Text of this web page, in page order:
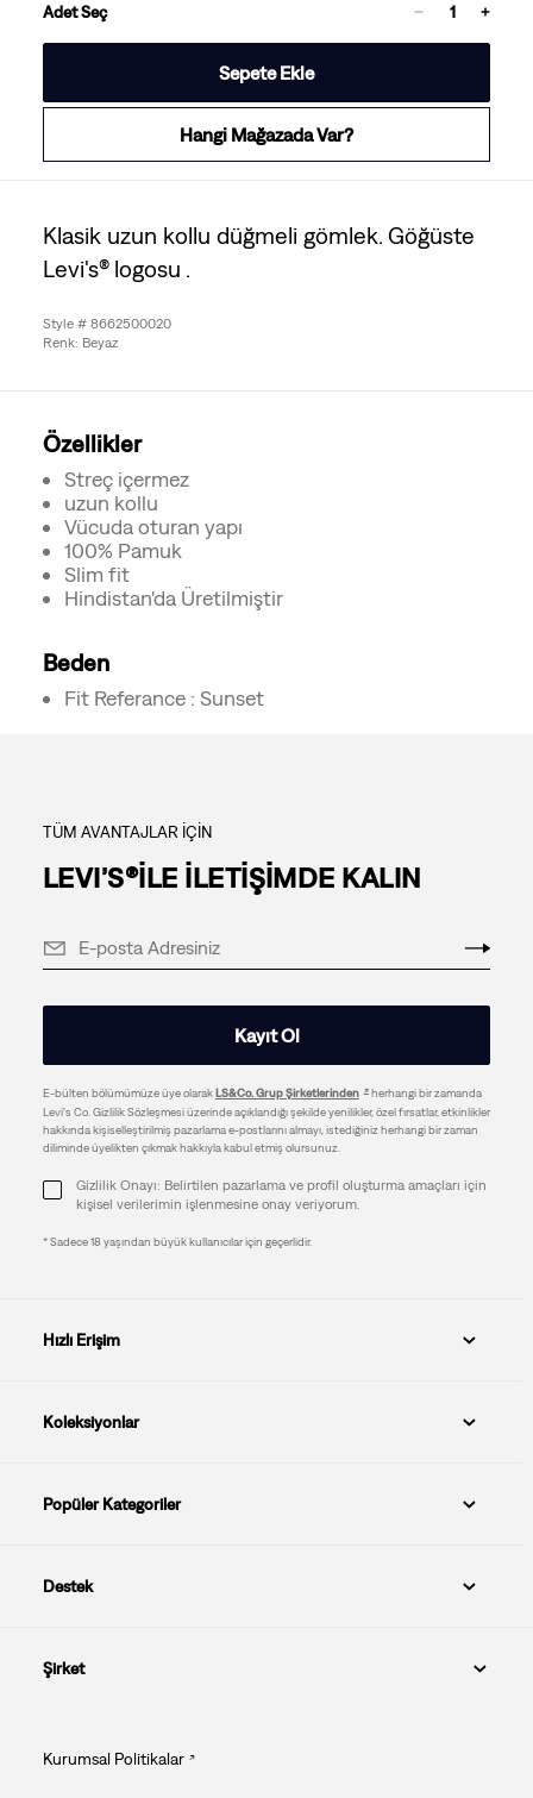
Adet Seç
Sepete Ekle
Hangi Mağazada Var?
Klasik uzun kollu düğmeli gömlek. Göğüste
Levi's® logosu .
Style # 8662500020
Renk: Beyaz
Özellikler
Streç içermez
uzun kollu
Vücuda oturan yapı
100% Pamuk
Slim fit
Hindistan'da Üretilmiştir
Beden
Fit Referance : Sunset
TÜM AVANTAJLAR İÇİN
LEVI’S®İLE İLETİŞİMDE KALIN
Kayıt Ol
E-bülten bölümümüze üye olarakLS&Co. Grup Şirketlerinden
herhangi bir zamanda
Levi's Co. Gizlilik Sözleşmesi üzerinde açıklandığı şekilde yenilikler, özel fırsatlar, etkinlikler
hakkında kişiselleştirilmiş pazarlama e-postlarını almayı, istediğiniz herhangi bir zaman
diliminde üyelikten çıkmak hakkıyla kabul etmiş olursunuz.
Gizlilik Onayı: Belirtilen pazarlama ve profil oluşturma amaçları için
kişisel verilerimin işlenmesine onay veriyorum.
* Sadece 18 yaşından büyük kullanıcılar için geçerlidir.
Hızlı Erişim
Koleksiyonlar
Popüler Kategoriler
Destek
Şirket
Kurumsal Politikalar